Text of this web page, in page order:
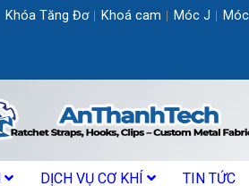
Khóa Tăng Đơ Khoá cam Móc J
DỊCH VỤ CƠ KHÍ TIN TỨC